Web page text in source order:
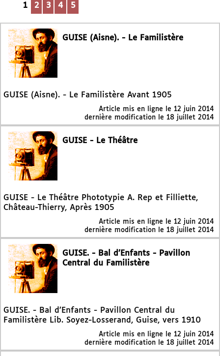
1 2 3 4 5
GUISE (Aisne). - Le Familistère
GUISE (Aisne). - Le Familistère Avant 1905
Article mis en ligne le 12 juin 2014
dernière modification le 18 juillet 2014
GUISE - Le Théâtre
GUISE - Le Théâtre Phototypie A. Rep et Filliette,
Château-Thierry, Après 1905
Article mis en ligne le 12 juin 2014
dernière modification le 18 juillet 2014
GUISE. - Bal d’Enfants - Pavillon
Central du Familistère
GUISE. - Bal d’Enfants - Pavillon Central du
Familistère Lib. Soyez-Losserand, Guise, vers 1910
Article mis en ligne le 12 juin 2014
dernière modification le 18 juillet 2014